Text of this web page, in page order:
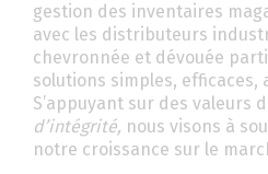
gestion des inventaires
avec les distributeurs
chevronnée et dévouée
solutions simples, efficaces,
S’appuyant sur des valeurs
d’intégrité, nous visons à
notre croissance sur le